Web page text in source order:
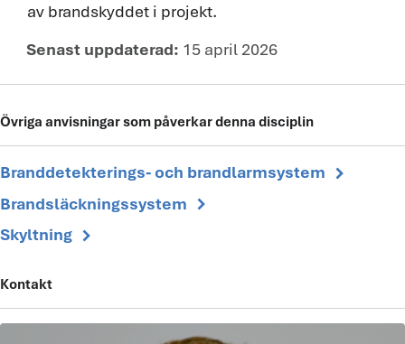
av brandskyddet i projekt.
Senast uppdaterad: 15 april 2026
Övriga anvisningar som påverkar denna disciplin
Branddetekterings- och brandlarmsystem chevron_right
Brandsläckningssystem chevron_right
Skyltning chevron_right
Kontakt